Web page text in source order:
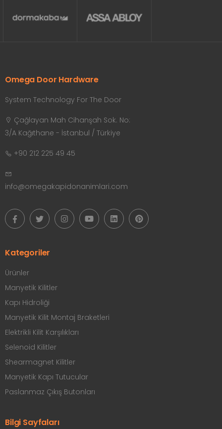
Omega Door Hardware
System Technology For The Door
Çağlayan Mah Cihanşah Sok. No:
3/A Kağıthane - İstanbul / Türkiye
+90 212 225 49 45
info@omegakapidonanimlari.com
Kategoriler
Ürünler
Manyetik Kilitler
Kapı Hidroliği
Manyetik Kilit Montaj Braketleri
Elektrikli Kilit Karşılıkları
Selenoid Kilitler
Shearmagnet Kilitler
Manyetik Kapı Tutucular
Paslanmaz Çıkış Butonları
Bilgi Sayfaları